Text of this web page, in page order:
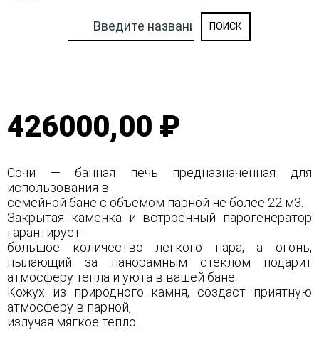
426000,00 ₽
Сочи — банная печь предназначенная для
использования в
семейной бане с объемом парной не более 22 м3.
Закрытая каменка и встроенный парогенератор
гарантирует
большое количество легкого пара, а огонь,
пылающий за панорамным стеклом подарит
атмосферу тепла и уюта в вашей бане.
Кожух из природного камня, создаст приятную
атмосферу в парной,
излучая мягкое тепло.